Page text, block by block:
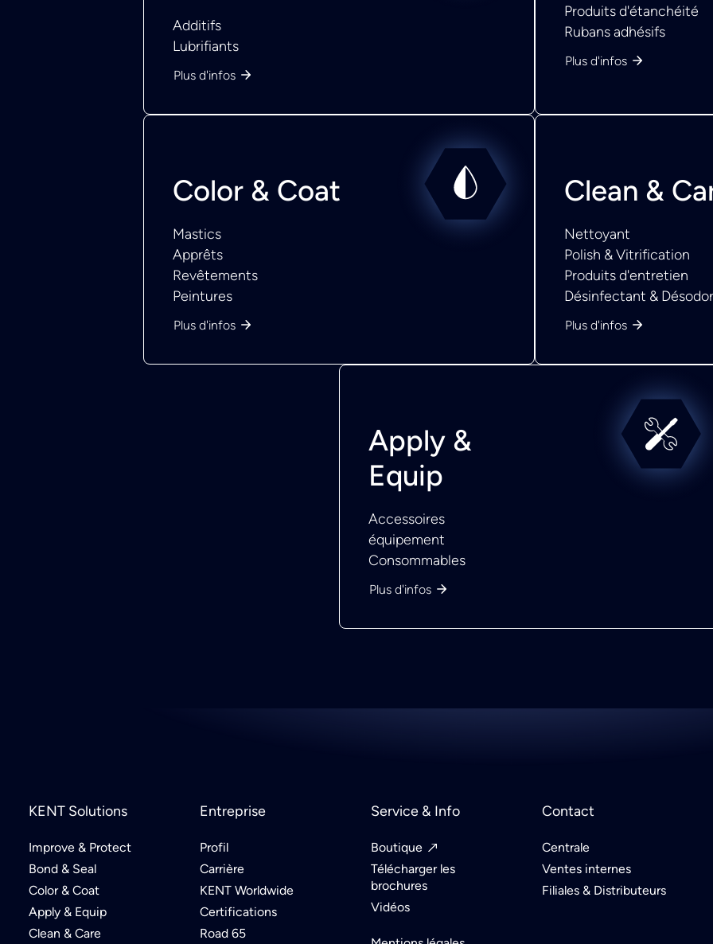
Additifs
Lubrifiants
Plus d'infos
Produits d'étanchéité
Rubans adhésifs
Plus d'infos
Color & Coat
Mastics
Apprêts
Revêtements
Peintures
Plus d'infos
Clean &
Nettoyant
Polish & Vitrification
Produits d'entretien
Désinfectant &
Plus d'infos
Apply &
Equip
Accessoires
équipement
Consommables
Plus d'infos
KENT Solutions
Improve & Protect
Bond & Seal
Color & Coat
Apply & Equip
Clean & Care
Entreprise
Profil
Carrière
KENT Worldwide
Certifications
Road 65
Service & Info
Boutique
Télécharger les
brochures
Vidéos
Contact
Centrale
Ventes internes
Filiales & Distributeurs